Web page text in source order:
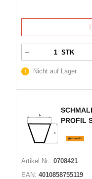
STK
Nicht auf Lager
PROFIL
Artikel Nr.: 0708421
EAN: 4010858755119